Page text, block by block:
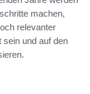
machen,
relevanter
sein und auf den